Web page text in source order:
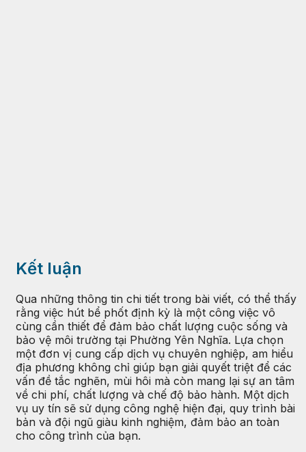
Kết luận
Qua những thông tin chi tiết trong bài viết, có thể thấy
rằng việc hút bể phốt định kỳ là một công việc vô
cùng cần thiết để đảm bảo chất lượng cuộc sống và
bảo vệ môi trường tại Phường Yên Nghĩa. Lựa chọn
một đơn vị cung cấp dịch vụ chuyên nghiệp, am hiểu
địa phương không chỉ giúp bạn giải quyết triệt để các
vấn đề tắc nghẽn, mùi hôi mà còn mang lại sự an tâm
về chi phí, chất lượng và chế độ bảo hành. Một dịch
vụ uy tín sẽ sử dụng công nghệ hiện đại, quy trình bài
bản và đội ngũ giàu kinh nghiệm, đảm bảo an toàn
cho công trình của bạn.